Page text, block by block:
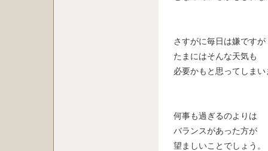
さすがに毎日は嫌ですが
たまにはそんな天気も
必要かもと思ってしまい
何事も過ぎるのよりは
バランスがあった方が
望ましいことでしょう。